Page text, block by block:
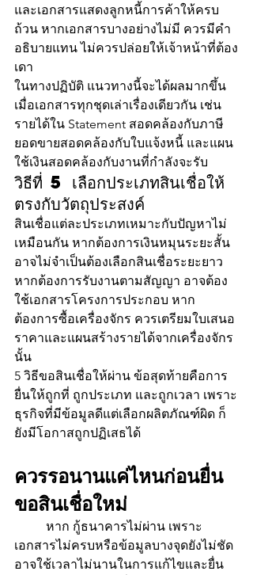
และเอกสารแสดงลูกหนี้การค้าให้ครบ
ถ้วน หากเอกสารบางอย่างไม่มี ควรมีคำ
อธิบายแทน ไม่ควรปล่อยให้เจ้าหน้าที่ต้อง
เดา
ในทางปฏิบัติ แนวทางนี้จะได้ผลมากขึ้น
เมื่อเอกสารทุกชุดเล่าเรื่องเดียวกัน เช่น
รายได้ใน Statement สอดคล้องกับภาษี
ยอดขายสอดคล้องกับใบแจ้งหนี้ และแผน
ใช้เงินสอดคล้องกับงานที่กำลังจะรับ
วิธีที่ 5 เลือกประเภทสินเชื่อให้
ตรงกับวัตถุประสงค์
สินเชื่อแต่ละประเภทเหมาะกับปัญหาไม่
เหมือนกัน หากต้องการเงินหมุนระยะสั้น
อาจไม่จำเป็นต้องเลือกสินเชื่อระยะยาว
หากต้องการรับงานตามสัญญา อาจต้อง
ใช้เอกสารโครงการประกอบ หาก
ต้องการซื้อเครื่องจักร ควรเตรียมใบเสนอ
ราคาและแผนสร้างรายได้จากเครื่องจักร
นั้น
5 วิธีขอสินเชื่อให้ผ่าน ข้อสุดท้ายคือการ
ยื่นให้ถูกที่ ถูกประเภท และถูกเวลา เพราะ
ธุรกิจที่มีข้อมูลดีแต่เลือกผลิตภัณฑ์ผิด ก็
ยังมีโอกาสถูกปฏิเสธได้
ควรรอนานแค่ไหนก่อนยื่น
ขอสินเชื่อใหม่
เอกสารไม่ครบหรือข้อมูลบางจุดยังไม่ชัด
อาจใช้เวลาไม่นานในการแก้ไขและยื่น